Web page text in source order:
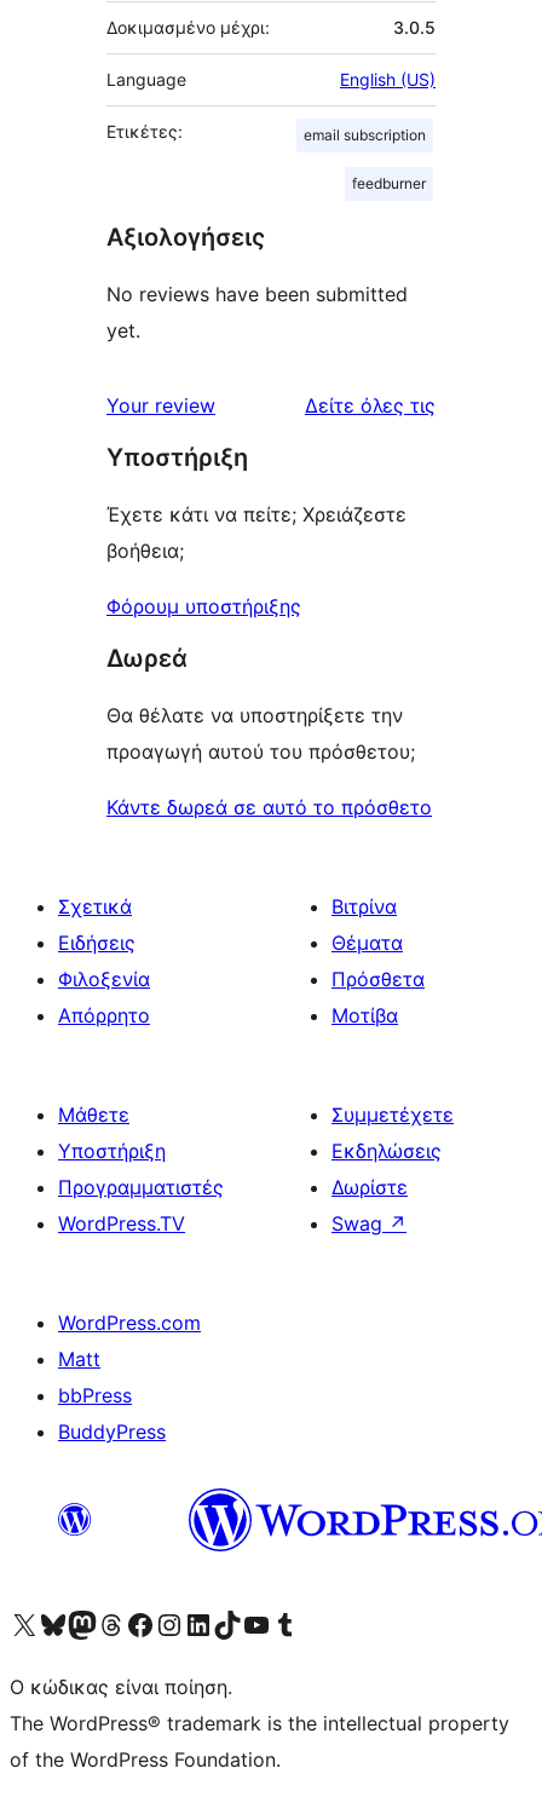
Δοκιμασμένο μέχρι: 3.0.5
Language English (US)
Ετικέτες: email subscription
feedburner
Αξιολογήσεις
No reviews have been submitted
yet.
Your review Δείτε όλες τις
Υποστήριξη
Έχετε κάτι να πείτε; Χρειάζεστε
βοήθεια;
Φόρουμ υποστήριξης
Δωρεά
Θα θέλατε να υποστηρίξετε την
προαγωγή αυτού του πρόσθετου;
Κάντε δωρεά σε αυτό το πρόσθετο
Σχετικά
Ειδήσεις
Φιλοξενία
Απόρρητο
Βιτρίνα
Θέματα
Πρόσθετα
Μοτίβα
Μάθετε
Υποστήριξη
Προγραμματιστές
WordPress.TV
Συμμετέχετε
Εκδηλώσεις
Δωρίστε
Swag ↗
WordPress.com
Matt
bbPress
BuddyPress
Visit our X (formerly Twitter) account
Visit our Bluesky account
Επισκεφθείτε τον λογαριασμό μας στο Mastodon
Visit our Threads account
Επισκεφτείτε τη σελίδα μας στο Facebook
Επισκεφθείτε τον λογαριασμό μας Instagram
Επισκεφθείτε τον λογαριασμό μας LinkedIn
Visit our TikTok account
Visit our YouTube channel
Visit our Tumblr account
Ο κώδικας είναι ποίηση.
The WordPress® trademark is the intellectual property
of the WordPress Foundation.